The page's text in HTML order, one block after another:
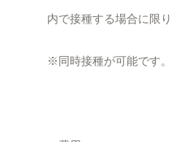
内で接種する場合に限
※同時接種が可能です。